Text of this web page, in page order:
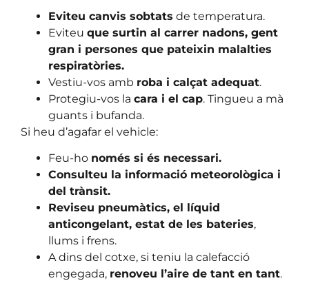
Eviteu canvis sobtats de temperatura.
Eviteu que surtin al carrer nadons, gent
gran i persones que pateixin malalties
respiratòries.
Vestiu-vos amb roba i calçat adequat.
Protegiu-vos la cara i el cap. Tingueu a mà
guants i bufanda.
Si heu d’agafar el vehicle:
Feu-ho només si és necessari.
Consulteu la informació meteorològica i
del trànsit.
Reviseu pneumàtics, el líquid
anticongelant, estat de les bateries,
llums i frens.
A dins del cotxe, si teniu la calefacció
engegada, renoveu l’aire de tant en tant.